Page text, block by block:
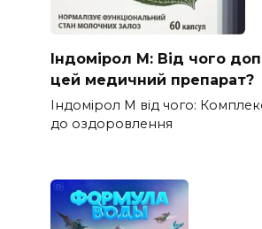
Індомірол М: Від чого
цей медичний препарат?
Індомірол М від чого:
до оздоровлення